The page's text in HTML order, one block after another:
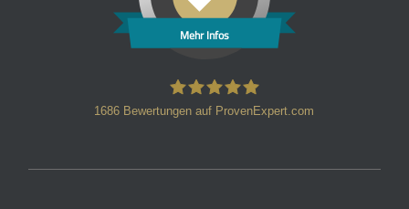
Mehr Infos
1686 Bewertungen auf ProvenExpert.com